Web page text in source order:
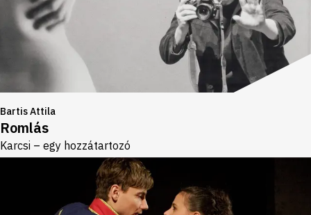
Bartis Attila
Romlás
Karcsi – egy hozzátartozó